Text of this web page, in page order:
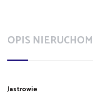
OPIS
Jastrowie